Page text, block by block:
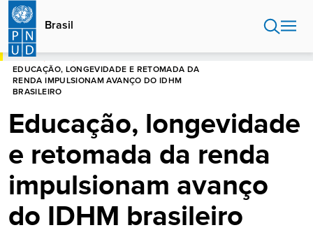
Passar
para
conteúdo
principal
Brasil
INÍCIO
EDUCAÇÃO, LONGEVIDADE E RETOMADA DA
RENDA IMPULSIONAM AVANÇO DO IDHM
BRASILEIRO
Educação, longevidade
e retomada da renda
impulsionam avanço
do IDHM brasileiro